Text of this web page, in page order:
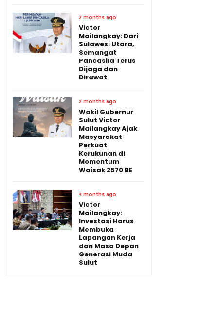
2 months ago
Victor
Mailangkay: Dari
Sulawesi Utara,
Semangat
Pancasila Terus
Dijaga dan
Dirawat
2 months ago
Wakil Gubernur
Sulut Victor
Mailangkay Ajak
Masyarakat
Perkuat
Kerukunan di
Momentum
Waisak 2570 BE
3 months ago
Victor
Mailangkay:
Investasi Harus
Membuka
Lapangan Kerja
dan Masa Depan
Generasi Muda
Sulut